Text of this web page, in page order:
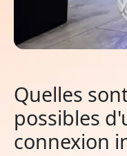
Quelles
possibles
connexion